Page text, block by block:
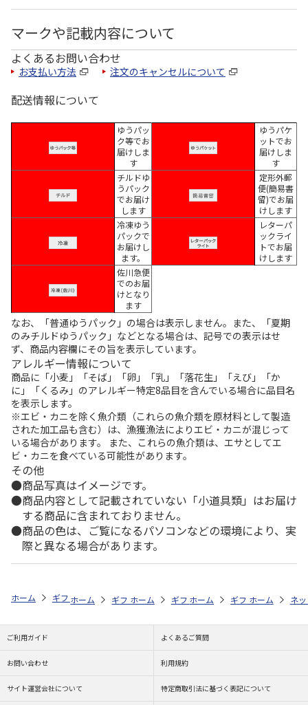
マークや記載内容について
よくあるお問い合わせ
お支払い方法 注文のキャンセルについて
配送情報について
ゆうパッ
ク等でお
届けしま
す
ゆうパケ
ットでお
届けしま
す
チルドゆ
うパック
でお届け
します
定形外郵
便(簡易書
留)でお届
けします
冷凍ゆう
パックで
お届けし
ます。
レターパ
ックライ
トでお届
けします
佐川急便
でのお届
けとなり
ます
なお、「普通ゆうパック」の場合は表示しません。また、「夏期
のみチルドゆうパック」などとなる場合は、記号での表示はせ
ず、商品内容欄にその旨を表示しています。
アレルギー情報について
商品に「小麦」「そば」「卵」「乳」「落花生」「えび」「か
に」「くるみ」のアレルギー特定8品目を含んでいる場合に品目名
を表示します。
※エビ・カニを除く魚介類（これらの魚介類を原材料として製造
された加工品も含む）は、漁獲漁法によりエビ・カニが混じって
いる場合があります。 また、これらの魚介類は、エサとしてエ
ビ・カニを食べている可能性があります。
その他
商品写真はイメージです。
商品内容として記載されていない「小道具類」はお届け
する商品に含まれておりません。
商品の色は、ご覧になるパソコンなどの環境により、実
際と異なる場合があります。
ホーム ギフトストア お中元・夏ギフト特集 2026 ハム・お肉 ＜
ホーム ギフトストア お中元・夏ギフト特集 2026
ホーム ギフトストア お中元・夏ギフト
ホーム ギフトストア お
ホーム ネ
ご利用ガイド よくあるご質問
お問い合わせ 利用規約
サイト運営会社について 特定商取引法に基づく表記について